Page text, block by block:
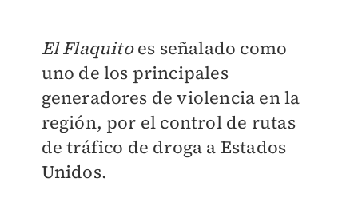
El Flaquitoes señalado como
uno de los principales
generadores de violencia en la
región, por el control de rutas
de tráfico de droga a Estados
Unidos.